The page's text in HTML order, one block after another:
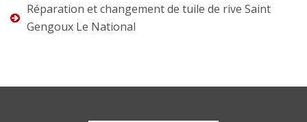
Réparation et changement de tuile de rive Saint
Gengoux Le National